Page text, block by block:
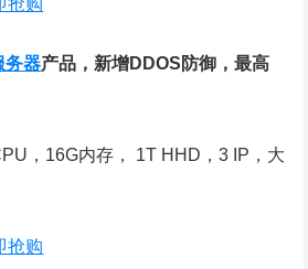
抢购
务器产品，新增DDOS防御，最高
，16G内存， 1T HHD，3 IP，大
抢购